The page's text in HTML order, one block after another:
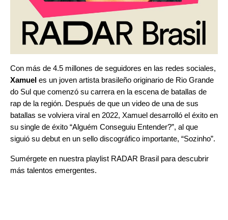
Con más de 4.5 millones de seguidores en las redes sociales,
Xamuel es un joven artista brasileño originario de Rio Grande
do Sul que comenzó su carrera en la escena de batallas de
rap de la región. Después de que un video de una de sus
batallas se volviera viral en 2022, Xamuel desarrolló el éxito en
su single de éxito “Alguém Conseguiu Entender?”, al que
siguió su debut en un sello discográfico importante, “Sozinho”.
Sumérgete en nuestra playlist RADAR Brasil para descubrir
más talentos emergentes.